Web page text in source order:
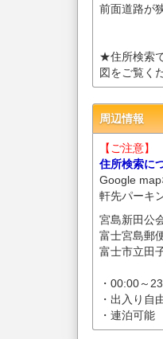
前面道路が
★住所検索
図をご覧く
周辺情報
【ご注意】
住所検索に
Google map
軒先パーキ
宮島新田公
富士宮島郵
富士市立田
・00:00～
・出入り自
・連泊可能